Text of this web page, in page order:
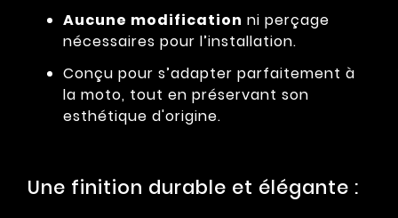
Aucune modification ni perçage
nécessaires pour l’installation.
Conçu pour s’adapter parfaitement à
la moto, tout en préservant son
esthétique d'origine.
Une finition durable et élégante :